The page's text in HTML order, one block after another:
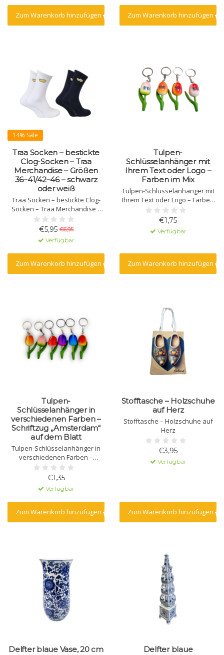
Zum Warenkorb hinzufügen Zum Warenkorb hinzufügen
14% Sale
Traa Socken – bestickte
Clog-Socken – Traa
Merchandise – Größen
36–41/42–46 – schwarz
oder weiß
Traa Socken – bestickte Clog-
Socken – Traa Merchandise –
Größen 36–41/42–46 – schwarz
oder weiß
€5,95 €6,95
Verfügbar
Zum Warenkorb hinzufügen
Tulpen-
Schlüsselanhänger mit
Ihrem Text oder Logo –
Farben im Mix
Tulpen-Schlüsselanhänger mit
Ihrem Text oder Logo – Farben
im Mix
€1,75
Verfügbar
Zum Warenkorb hinzufügen
Tulpen-
Schlüsselanhänger in
verschiedenen Farben –
Schriftzug „Amsterdam“
auf dem Blatt
Tulpen-Schlüsselanhänger in
verschiedenen Farben –
Schriftzug „Amsterdam“ auf
dem Blatt
€1,35
Verfügbar
Zum Warenkorb hinzufügen
Stofftasche – Holzschuhe
auf Herz
Stofftasche – Holzschuhe auf
Herz
€3,95
Verfügbar
Zum Warenkorb hinzufügen
Delfter blaue Vase, 20 cm
Delfter blaue